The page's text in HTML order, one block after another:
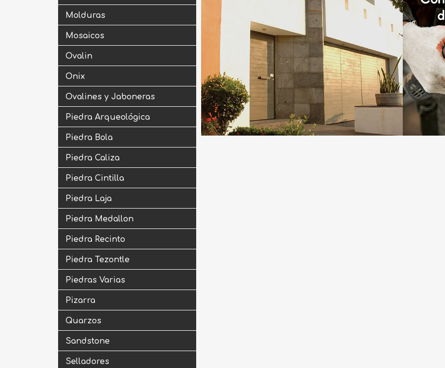
Molduras
Mosaicos
Ovalin
Onix
Ovalines y Jaboneras
Piedra Arqueológica
Piedra Bola
Piedra Caliza
Piedra Cintilla
Piedra Laja
Piedra Medallon
Piedra Recinto
Piedra Tezontle
Piedras Varias
Pizarra
Quarzos
Sandstone
Selladores